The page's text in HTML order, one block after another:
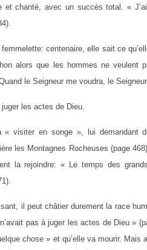
et chanté, avec un succès total. «
centenaire, elle sait ce
alors que les hommes ne
le Seigneur me voudra, le
juger les actes de Dieu.
« visiter en songe », lui demandant
les Montagnes Rocheuses (page
la rejoindre: « Le temps des
il peut châtier durement la race
pas à juger les actes de Dieu »
chose » et qu’elle va mourir.